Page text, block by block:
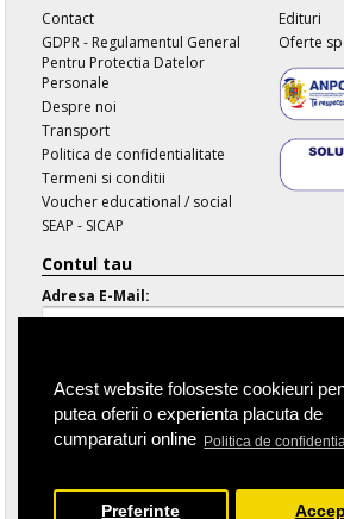
Acest website foloseste cookieuri
putea oferii o experienta placuta de
cumparaturi online Politica de
Preferinte
Contact
GDPR - Regulamentul General
Pentru Protectia Datelor
Personale
Despre noi
Transport
Politica de confidentialitate
Termeni si conditii
Voucher educational / social
SEAP - SICAP
Edituri
Oferte
Contul tau
Adresa E-Mail:
Parola Uitata